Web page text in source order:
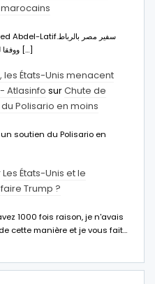
ووفقا له، فإن هذا الإجراء يهدف إلى […]
États-Unis menacent
Atlasinfo surChute de
Polisario en moins
soutien du Polisario en
Les États-Unis et le
Trump ?
1000 fois raison, je n'avais
cette manière et je vous fait…